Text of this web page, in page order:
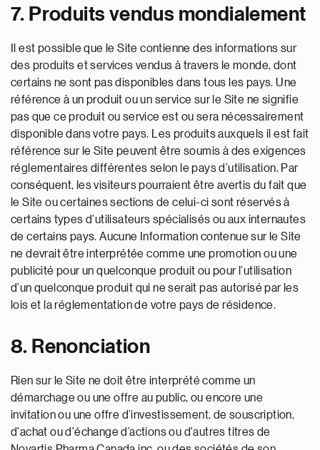
7. Produits vendus mondialement
Il est possible que le Site contienne des informations sur
des produits et services vendus à travers le monde, dont
certains ne sont pas disponibles dans tous les pays. Une
référence à un produit ou un service sur le Site ne signifie
pas que ce produit ou service est ou sera nécessairement
disponible dans votre pays. Les produits auxquels il est fait
référence sur le Site peuvent être soumis à des exigences
réglementaires différentes selon le pays d’utilisation. Par
conséquent, les visiteurs pourraient être avertis du fait que
le Site ou certaines sections de celui-ci sont réservés à
certains types d’utilisateurs spécialisés ou aux internautes
de certains pays. Aucune Information contenue sur le Site
ne devrait être interprétée comme une promotion ou une
publicité pour un quelconque produit ou pour l’utilisation
d’un quelconque produit qui ne serait pas autorisé par les
lois et la réglementation de votre pays de résidence.
8. Renonciation
Rien sur le Site ne doit être interprété comme un
démarchage ou une offre au public, ou encore une
invitation ou une offre d’investissement, de souscription,
d'achat ou d'échange d’actions ou d'autres titres de